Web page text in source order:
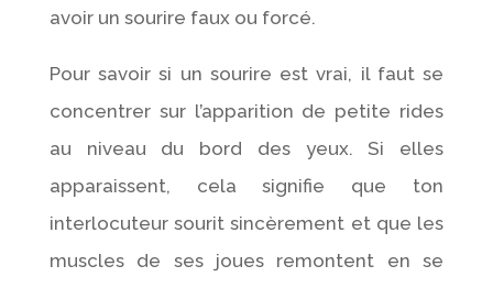
avoir un sourire faux ou forcé.
Pour savoir si un sourire est vrai, il faut se
concentrer sur l’apparition de petite rides
au niveau du bord des yeux. Si elles
apparaissent, cela signifie que ton
interlocuteur sourit sincèrement et que les
muscles de ses joues remontent en se